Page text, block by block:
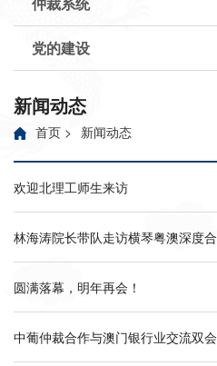
党的建设
新闻动态
首页 > 新闻动态
欢迎北理工师生来访
林海涛院长带队走访横琴粤澳深度
圆满落幕，明年再会！
中葡仲裁合作与澳门银行业交流双